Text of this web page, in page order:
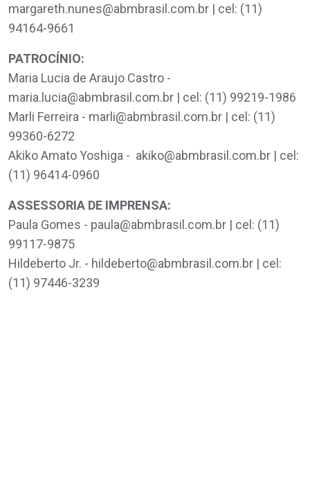
margareth.nunes@abmbrasil.com.br | cel: (11)
94164-9661
PATROCÍNIO:
Maria Lucia de Araujo Castro -
maria.lucia@abmbrasil.com.br | cel: (11) 99219-1986
Marli Ferreira - marli@abmbrasil.com.br | cel: (11)
99360-6272
Akiko Amato Yoshiga - akiko@abmbrasil.com.br | cel:
(11) 96414-0960
ASSESSORIA DE IMPRENSA:
Paula Gomes - paula@abmbrasil.com.br | cel: (11)
99117-9875
Hildeberto Jr. - hildeberto@abmbrasil.com.br | cel:
(11) 97446-3239